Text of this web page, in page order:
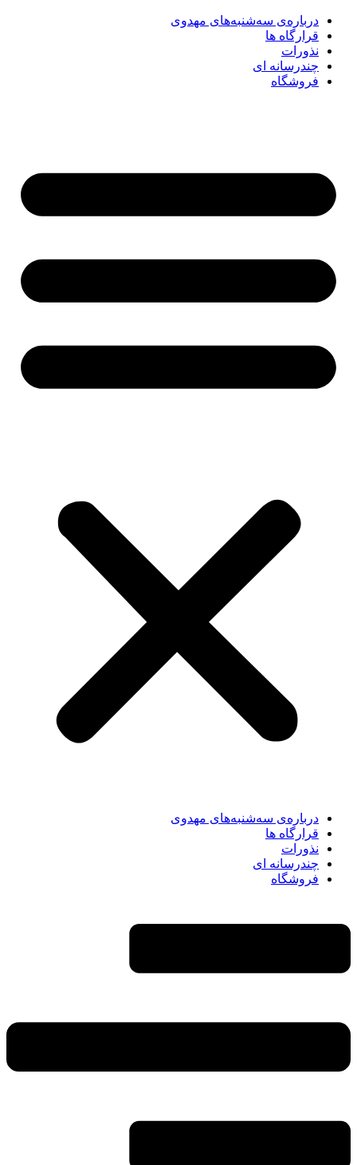
درباره‌ی سه‌شنبه‌های مهدوی
قرارگاه ها
نذورات
چندرسانه‌ ای
فروشگاه
درباره‌ی سه‌شنبه‌های مهدوی
قرارگاه ها
نذورات
چندرسانه‌ ای
فروشگاه